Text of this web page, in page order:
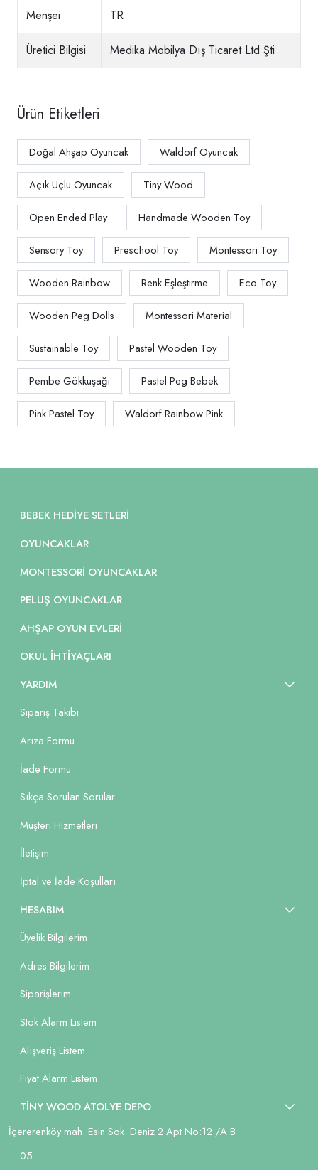
Menşei TR
Üretici Bilgisi Medika Mobilya Dış Ticaret Ltd Şti
Ürün Etiketleri
Doğal Ahşap Oyuncak Waldorf Oyuncak
Açık Uçlu Oyuncak Tiny Wood
Open Ended Play Handmade Wooden Toy
Sensory Toy Preschool Toy Montessori Toy
Wooden Rainbow Renk Eşleştirme Eco Toy
Wooden Peg Dolls Montessori Material
Sustainable Toy Pastel Wooden Toy
Pembe Gökkuşağı Pastel Peg Bebek
Pink Pastel Toy Waldorf Rainbow Pink
BEBEK HEDIYE SETLERI
OYUNCAKLAR
MONTESSORI OYUNCAKLAR
PELUŞ OYUNCAKLAR
AHŞAP OYUN EVLERI
OKUL İHTIYAÇLARI
YARDIM
Sipariş Takibi
Arıza Formu
İade Formu
Sıkça Sorulan Sorular
Müşteri Hizmetleri
İletişim
İptal ve İade Koşulları
HESABIM
Üyelik Bilgilerim
Adres Bilgilerim
Siparişlerim
Stok Alarm Listem
Alışveriş Listem
Fiyat Alarm Listem
TİNY WOOD ATOLYE DEPO
İçererenköy mah. Esin Sok. Deniz 2 Apt No:12 /A B
05